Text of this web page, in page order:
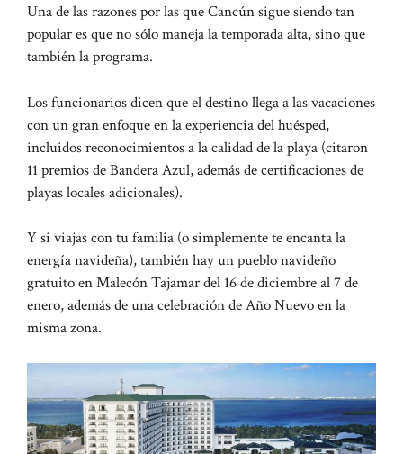
Una de las razones por las que Cancún sigue siendo tan
popular es que no sólo maneja la temporada alta, sino que
también la programa.
Los funcionarios dicen que el destino llega a las vacaciones
con un gran enfoque en la experiencia del huésped,
incluidos reconocimientos a la calidad de la playa (citaron
11 premios de Bandera Azul, además de certificaciones de
playas locales adicionales).
Y si viajas con tu familia (o simplemente te encanta la
energía navideña), también hay un pueblo navideño
gratuito en Malecón Tajamar del 16 de diciembre al 7 de
enero, además de una celebración de Año Nuevo en la
misma zona.